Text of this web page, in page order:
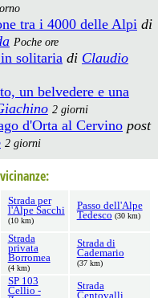
tra i 4000 delle Alpi di
Poche ore
solitaria di Claudio
un belvedere e una
2 giorni
d'Orta al Cervino post
2 giorni
Strada per
l'Alpe Sacchi
(10 km)
Passo dell'Alpe
Tedesco (30 km)
Strada
privata
Borromea
(4 km)
Strada di
Cademario
(37 km)
SP 103
Cellio -
Strada
Centovalli